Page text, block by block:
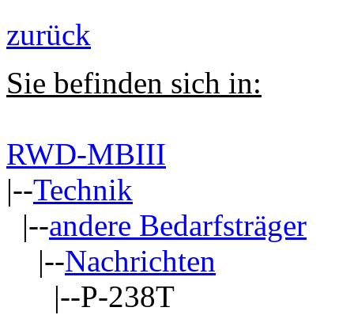
zurück
Sie befinden sich in:
RWD-MBIII
|--Technik
|--andere Bedarfsträger
|--Nachrichten
|--P-238T